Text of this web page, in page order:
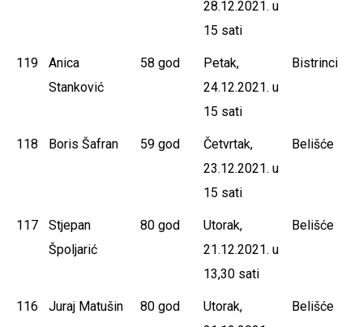
28.12.2021. u
15 sati
119
Anica
Stanković
58 god
Petak,
24.12.2021. u
15 sati
Bistrinci
118 Boris Šafran 59 god
Četvrtak,
23.12.2021. u
15 sati
Belišće
117
Stjepan
Špoljarić
80 god
Utorak,
21.12.2021. u
13,30 sati
Belišće
116 Juraj Matušin 80 god
Utorak,
Belišće